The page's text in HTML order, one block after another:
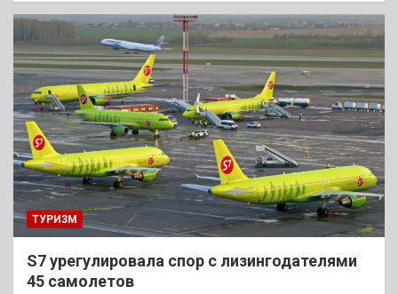
ТУРИЗМ
S7 урегулировала спор с лизингодателями
45 самолетов